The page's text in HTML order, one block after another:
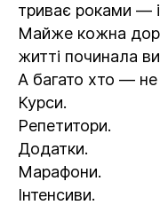
триває роками — і
Майже кожна
житті починала
А багато хто —
Курси.
Репетитори.
Додатки.
Марафони.
Інтенсиви.